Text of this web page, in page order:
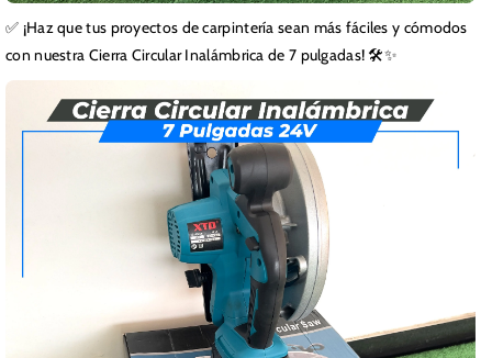
✅ ¡Haz que tus proyectos de carpintería sean más fáciles y cómodos
con nuestra Cierra Circular Inalámbrica de 7 pulgadas! 🛠️✨